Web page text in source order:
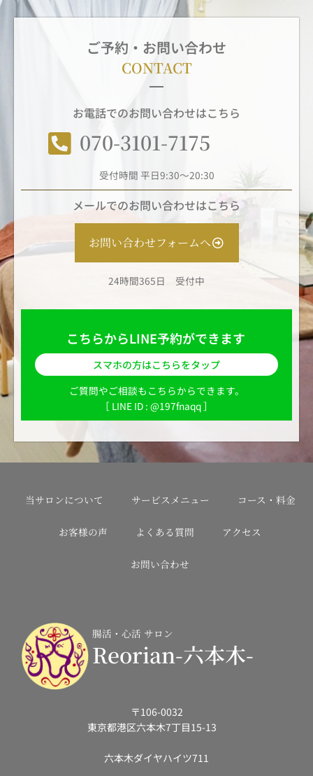
ご予約・お問い合わせ
CONTACT
お電話でのお問い合わせはこちら
070-3101-7175
受付時間 平日9:30～20:30
メールでのお問い合わせはこちら
お問い合わせフォームへ
24時間365日 受付中
こちらからLINE予約ができます
スマホの方はこちらをタップ
ご質問やご相談もこちらからできます。
［ LINE ID : @197fnaqq ］
腸活・心活 サロン
Reorian-六本木-
〒106-0032
東京都港区六本木7丁目15-13
六本木ダイヤハイツ711
当サロンについて サービスメニュー コース・料金
お客様の声 よくある質問 アクセス
お問い合わせ